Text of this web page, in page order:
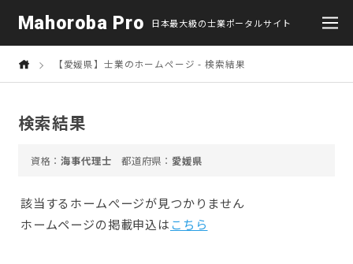
Mahoroba Pro 日本最大級の士業ポータルサイト
【愛媛県】士業のホームページ - 検索結果
検索結果
海事代理士 愛媛県
該当するホームぺージが見つかりません
ホームページの掲載申込はこちら